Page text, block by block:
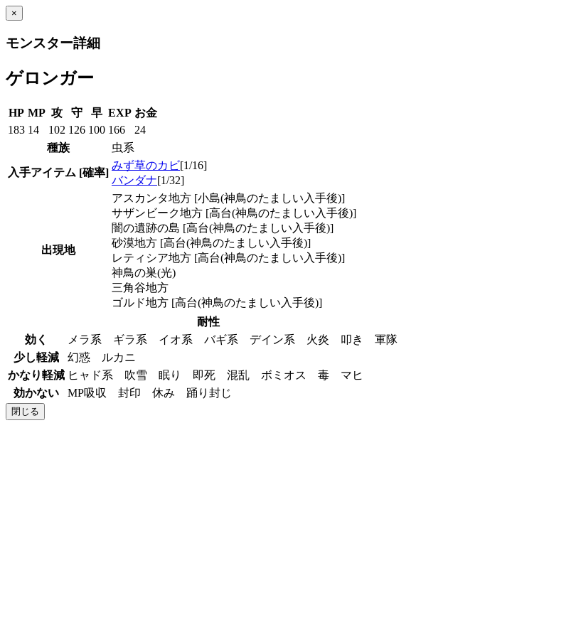
×
モンスター詳細
ゲロンガー
HP MP 攻 守 早 EXP お金
183 14 102 126 100 166
24
種族
虫系
入手アイテム [確率]
みず草のカビ[1/16]
バンダナ[1/32]
出現地
アスカンタ地方 [小島(神鳥のたましい入手後)]
サザンビーク地方 [高台(神鳥のたましい入手後)]
闇の遺跡の島 [高台(神鳥のたましい入手後)]
砂漠地方 [高台(神鳥のたましい入手後)]
レティシア地方 [高台(神鳥のたましい入手後)]
神鳥の巣(光)
三角谷地方
ゴルド地方 [高台(神鳥のたましい入手後)]
耐性
効く
メラ系 ギラ系 イオ系 バギ系 デイン系 火炎 叩き 軍隊
少し軽減
幻惑 ルカニ
かなり軽減 ヒャド系 吹雪 眠り 即死 混乱 ボミオス 毒 マヒ
効かない
MP吸収 封印 休み 踊り封じ
閉じる